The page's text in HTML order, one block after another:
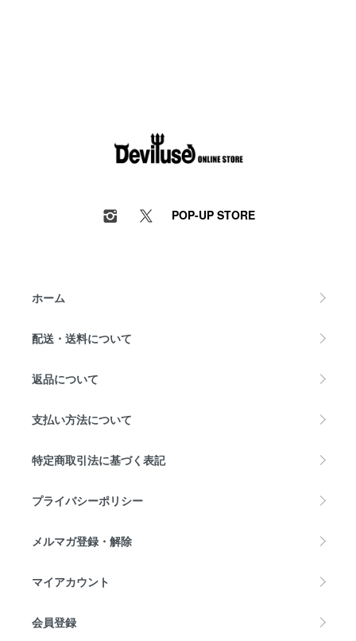
POP-UP STORE
ホーム
配送・送料について
返品について
支払い方法について
特定商取引法に基づく表記
プライバシーポリシー
メルマガ登録・解除
マイアカウント
会員登録